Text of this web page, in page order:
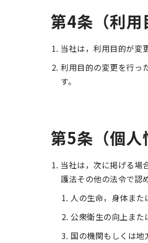
第4条（利用
当社は，利用目的が変
利用目的の変更を行っ
す。
第5条（個人
当社は，次に掲げる場
護法その他の法令で認
人の生命，身体また
公衆衛生の向上ま
国の機関もしくは